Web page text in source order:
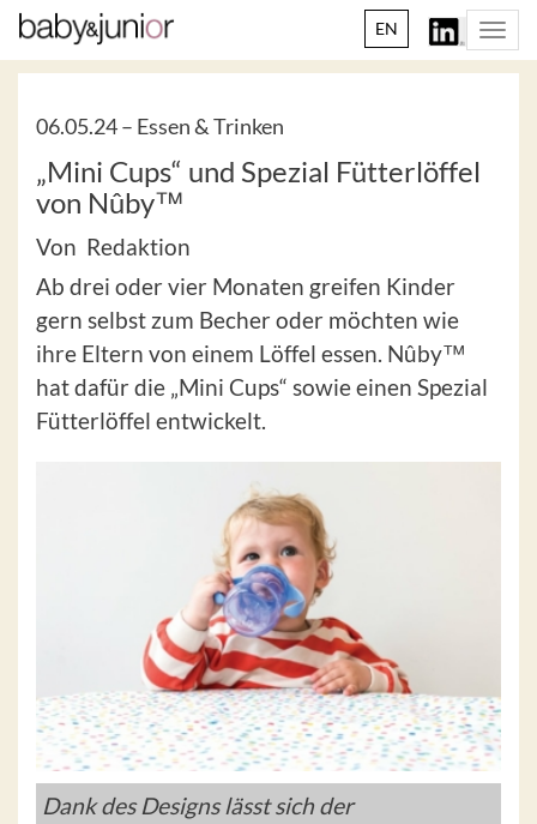
EN
06.05.24 – Essen & Trinken
„Mini Cups“ und Spezial Fütterlöffel
von Nûby™
Von Redaktion
Ab drei oder vier Monaten greifen Kinder
gern selbst zum Becher oder möchten wie
ihre Eltern von einem Löffel essen. Nûby™
hat dafür die „Mini Cups“ sowie einen Spezial
Fütterlöffel entwickelt.
Dank des Designs lässt sich der